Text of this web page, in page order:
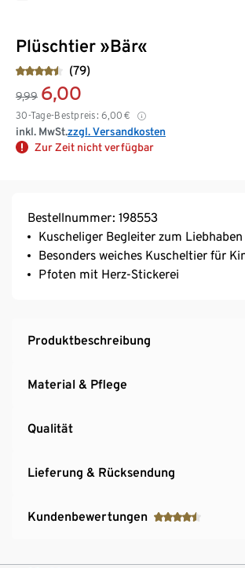
Plüschtier »Bär«
(79)
9,99 6,00
30-Tage-Bestpreis: 6,00 €
inkl. MwSt.zzgl. Versandkosten
Zur Zeit nicht verfügbar
Bestellnummer: 198553
Kuscheliger Begleiter zum Liebhaben
Besonders weiches Kuscheltier für
Pfoten mit Herz-Stickerei
Produktbeschreibung
Material & Pflege
Qualität
Lieferung & Rücksendung
Kundenbewertungen